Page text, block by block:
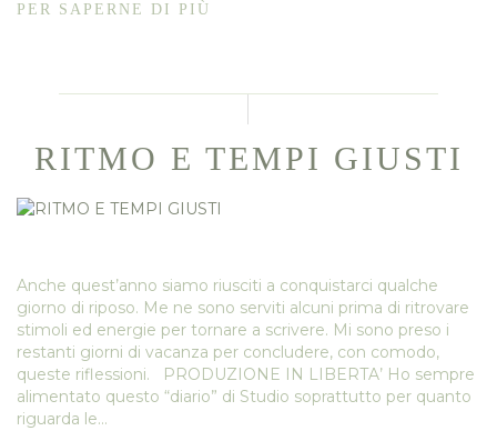
PER SAPERNE DI PIÙ
RITMO E TEMPI GIUSTI
Anche quest’anno siamo riusciti a conquistarci qualche
giorno di riposo. Me ne sono serviti alcuni prima di ritrovare
stimoli ed energie per tornare a scrivere. Mi sono preso i
restanti giorni di vacanza per concludere, con comodo,
queste riflessioni. PRODUZIONE IN LIBERTA’ Ho sempre
alimentato questo “diario” di Studio soprattutto per quanto
riguarda le…